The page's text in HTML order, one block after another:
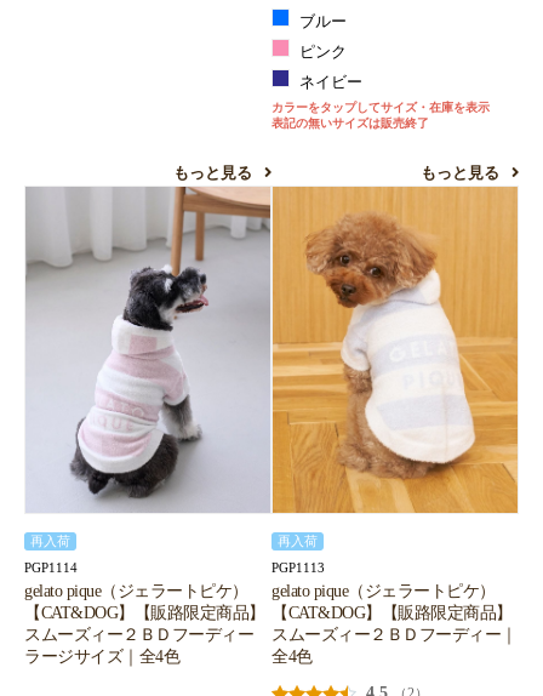
もっと見る
ブルー
ピンク
ネイビー
カラーをタップしてサイズ・在庫を表示
表記の無いサイズは販売終了
もっと見る
再入荷
PGP1114
gelato pique（ジェラートピケ）
【CAT&DOG】【販路限定商品】
スムーズィー２ＢＤフーディー
ラージサイズ｜全4色
再入荷
PGP1113
gelato pique（ジェラートピケ）
【CAT&DOG】【販路限定商品】
スムーズィー２ＢＤフーディー｜
全4色